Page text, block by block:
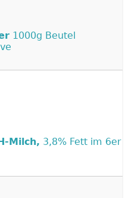
1000g Beutel
Milch, 3,8% Fett im 6er